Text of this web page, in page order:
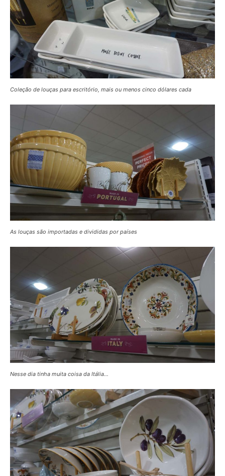
Coleção de louças para escritório, mais ou menos cinco dólares cada
As louças são importadas e divididas por países
Nesse dia tinha muita coisa da Itália…